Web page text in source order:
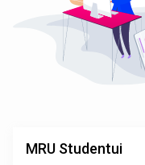
MRU Studentui